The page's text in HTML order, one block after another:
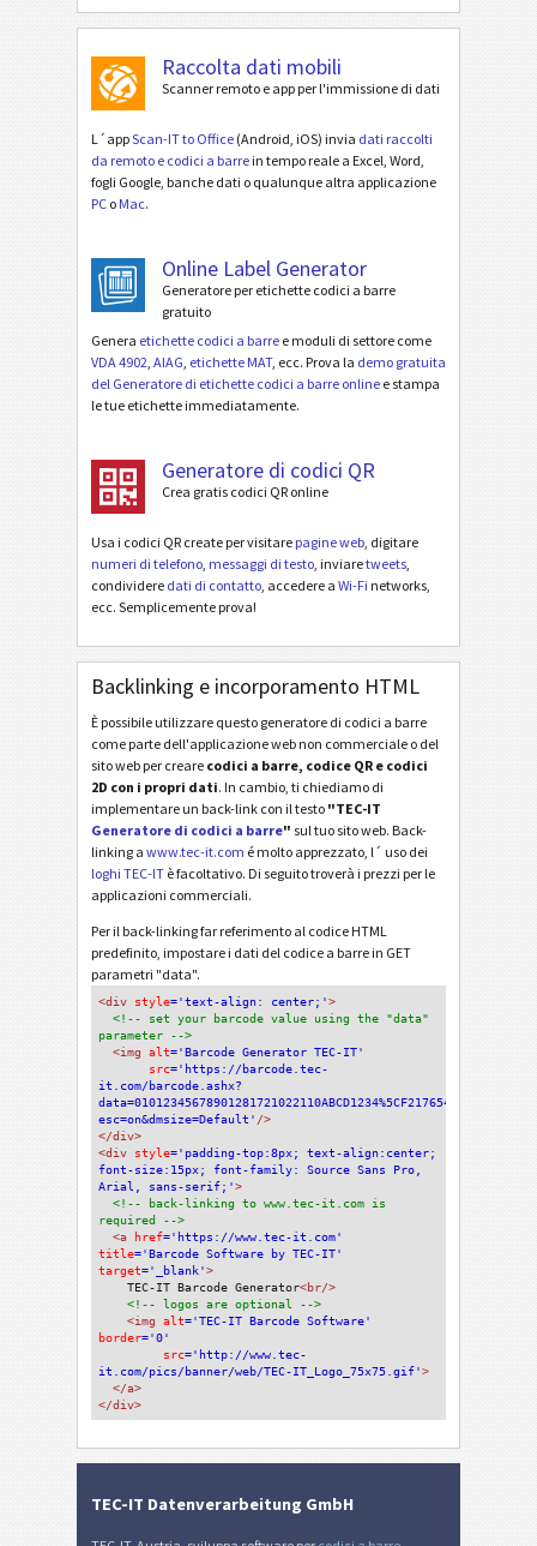
Raccolta dati mobili
Scanner remoto e app per l'immissione di dati
L´appScan-IT to Office (Android, iOS) invia dati raccolti
da remoto e codici a barre in tempo reale a Excel, Word,
fogli Google, banche dati o qualunque altra applicazione
PC o Mac.
Online Label Generator
Generatore per etichette codici a barre
gratuito
Genera etichette codici a barre e moduli di settore come
VDA 4902 AIAG etichette MAT, ecc. Prova la demo gratuita
del Generatore di etichette codici a barre online e stampa
le tue etichette immediatamente.
Generatore di codici QR
Crea gratis codici QR online
Usa i codici QR create per visitare pagine web , digitare
numeri di telefono messaggi di testo , inviaretweets
condividere dati di contatto , accedere a Wi-Fi networks,
ecc. Semplicemente prova!
Backlinking e incorporamento HTML
È possibile utilizzare questo generatore di codici a barre
come parte dell'applicazione web non commerciale o del
sito web per creare codici a barre, codice QR e codici
2D con i propri dati. In cambio, ti chiediamo di
implementare un back-link con il testo "TEC-IT
Generatore di codici a barre" sul tuo sito web. Back-
linking a www.tec-it.com é molto apprezzato, l´ uso dei
loghi TEC-IT è facoltativo. Di seguito troverà i prezzi per le
applicazioni commerciali.
Per il back-linking far referimento al codice HTML
predefinito, impostare i dati del codice a barre in GET
parametri "data".
<div style='text-align: center;'>
<!-- set your barcode value using the "data"
parameter -->
<img alt='Barcode Generator TEC-IT'
src='https://barcode.tec-
it.com/barcode.ashx?
esc=on&dmsize=Default' />
</div>
<div style='padding-top:8px; text-align:center;
font-size:15px; font-family: Source Sans Pro,
Arial, sans-serif;'>
<!-- back-linking to www.tec-it.com is
required -->
<a href='https://www.tec-it.com'
title='Barcode Software by TEC-IT'
target='_blank'>
TEC-IT Barcode Generator<br/>
<!-- logos are optional -->
<img alt='TEC-IT Barcode Software'
border='0'
src='http://www.tec-
it.com/pics/banner/web/TEC-IT_Logo_75x75.gif'>
</a>
</div>
TEC-IT Datenverarbeitung GmbH